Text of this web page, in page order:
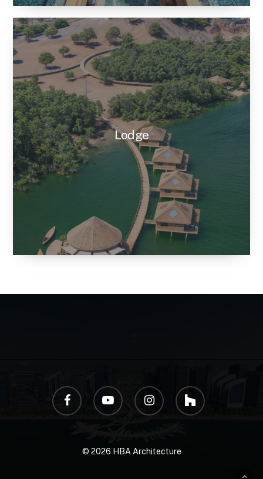
Lodge
facebook youtube instagram houzz
© 2026 HBA Architecture